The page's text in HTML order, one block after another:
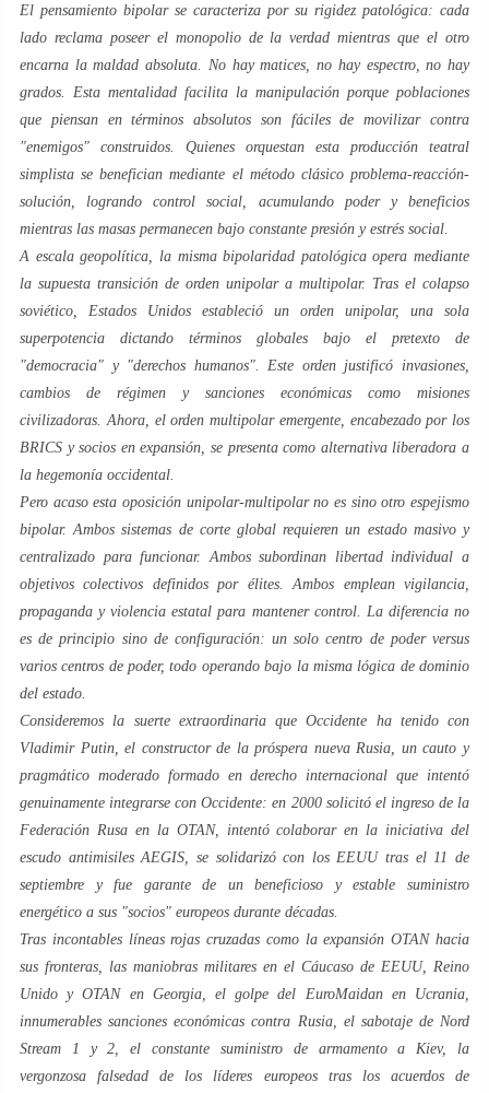
El pensamiento bipolar se caracteriza por su rigidez patológica: cada
lado reclama poseer el monopolio de la verdad mientras que el otro
encarna la maldad absoluta. No hay matices, no hay espectro, no hay
grados. Esta mentalidad facilita la manipulación porque poblaciones
que piensan en términos absolutos son fáciles de movilizar contra
"enemigos" construidos. Quienes orquestan esta producción teatral
simplista se benefician mediante el método clásico problema-reacción-
solución, logrando control social, acumulando poder y beneficios
mientras las masas permanecen bajo constante presión y estrés social.
A escala geopolítica, la misma bipolaridad patológica opera mediante
la supuesta transición de orden unipolar a multipolar. Tras el colapso
soviético, Estados Unidos estableció un orden unipolar, una sola
superpotencia dictando términos globales bajo el pretexto de
"democracia" y "derechos humanos". Este orden justificó invasiones,
cambios de régimen y sanciones económicas como misiones
civilizadoras. Ahora, el orden multipolar emergente, encabezado por los
BRICS y socios en expansión, se presenta como alternativa liberadora a
la hegemonía occidental.
Pero acaso esta oposición unipolar-multipolar no es sino otro espejismo
bipolar. Ambos sistemas de corte global requieren un estado masivo y
centralizado para funcionar. Ambos subordinan libertad individual a
objetivos colectivos definidos por élites. Ambos emplean vigilancia,
propaganda y violencia estatal para mantener control. La diferencia no
es de principio sino de configuración: un solo centro de poder versus
varios centros de poder, todo operando bajo la misma lógica de dominio
del estado.
Consideremos la suerte extraordinaria que Occidente ha tenido con
Vladimir Putin, el constructor de la próspera nueva Rusia, un cauto y
pragmático moderado formado en derecho internacional que intentó
genuinamente integrarse con Occidente: en 2000 solicitó el ingreso de la
Federación Rusa en la OTAN, intentó colaborar en la iniciativa del
escudo antimisiles AEGIS, se solidarizó con los EEUU tras el 11 de
septiembre y fue garante de un beneficioso y estable suministro
energético a sus "socios" europeos durante décadas.
Tras incontables líneas rojas cruzadas como la expansión OTAN hacia
sus fronteras, las maniobras militares en el Cáucaso de EEUU, Reino
Unido y OTAN en Georgia, el golpe del EuroMaidan en Ucrania,
innumerables sanciones económicas contra Rusia, el sabotaje de Nord
Stream 1 y 2, el constante suministro de armamento a Kiev, la
vergonzosa falsedad de los líderes europeos tras los acuerdos de